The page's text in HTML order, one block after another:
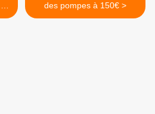
des pompes à 150€ >